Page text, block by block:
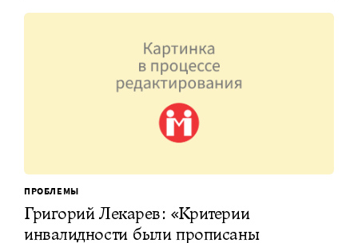
ПРОБЛЕМЫ
Григорий Лекарев: «Критерии
инвалидности были прописаны